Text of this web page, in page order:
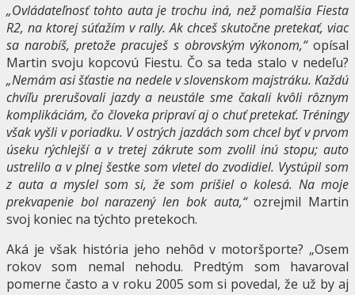
„Ovládateľnosť tohto auta je trochu iná, než pomalšia Fiesta
R2, na ktorej súťažím v rally. Ak chceš skutočne pretekať, viac
sa narobíš, pretože pracuješ s obrovským výkonom,“opísal
Martin svoju kopcovú Fiestu. Čo sa teda stalo v nedeľu?
„Nemám asi šťastie na nedele v slovenskom majstráku. Každú
chvíľu prerušovali jazdy a neustále sme čakali kvôli rôznym
komplikáciám, čo človeka pripraví aj o chuť pretekať. Tréningy
však vyšli v poriadku. V ostrých jazdách som chcel byť v prvom
úseku rýchlejší a v tretej zákrute som zvolil inú stopu; auto
ustrelilo a v plnej šestke som vletel do zvodidiel. Vystúpil som
z auta a myslel som si, že som prišiel o kolesá. Na moje
prekvapenie bol narazený len bok auta,“ozrejmil Martin
svoj koniec na týchto pretekoch.
Aká je však história jeho nehôd v motoršporte? „Osem
rokov som nemal nehodu. Predtým som havaroval
pomerne často a v roku 2005 som si povedal, že už by aj